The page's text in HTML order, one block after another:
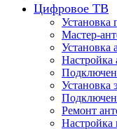
Цифровое ТВ
Установка
Мастер-
Установка
Настройка
Установка
Ремонт